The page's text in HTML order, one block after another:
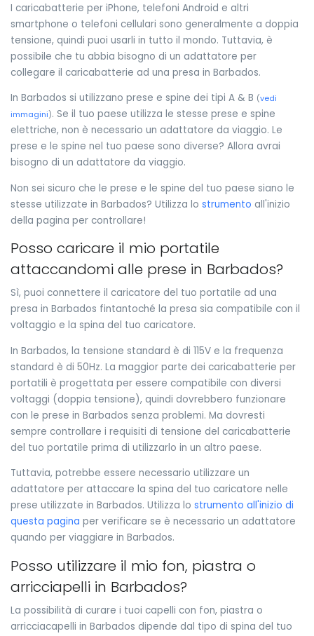
I caricabatterie per iPhone, telefoni Android e altri
smartphone o telefoni cellulari sono generalmente a doppia
tensione, quindi puoi usarli in tutto il mondo. Tuttavia, è
possibile che tu abbia bisogno di un adattatore per
collegare il caricabatterie ad una presa in Barbados.
In Barbados si utilizzano prese e spine dei tipi A & B (vedi
immagini). Se il tuo paese utilizza le stesse prese e spine
elettriche, non è necessario un adattatore da viaggio. Le
prese e le spine nel tuo paese sono diverse? Allora avrai
bisogno di un adattatore da viaggio.
Non sei sicuro che le prese e le spine del tuo paese siano le
stesse utilizzate in Barbados? Utilizza lo strumento all'inizio
della pagina per controllare!
Posso caricare il mio portatile
attaccandomi alle prese in Barbados?
Sì, puoi connettere il caricatore del tuo portatile ad una
presa in Barbados fintantoché la presa sia compatibile con il
voltaggio e la spina del tuo caricatore.
In Barbados, la tensione standard è di 115V e la frequenza
standard è di 50Hz. La maggior parte dei caricabatterie per
portatili è progettata per essere compatibile con diversi
voltaggi (doppia tensione), quindi dovrebbero funzionare
con le prese in Barbados senza problemi. Ma dovresti
sempre controllare i requisiti di tensione del caricabatterie
del tuo portatile prima di utilizzarlo in un altro paese.
Tuttavia, potrebbe essere necessario utilizzare un
adattatore per attaccare la spina del tuo caricatore nelle
prese utilizzate in Barbados. Utilizza lo strumento all'inizio di
questa pagina per verificare se è necessario un adattatore
quando per viaggiare in Barbados.
Posso utilizzare il mio fon, piastra o
arricciapelli in Barbados?
La possibilità di curare i tuoi capelli con fon, piastra o
arricciacapelli in Barbados dipende dal tipo di spina del tuo